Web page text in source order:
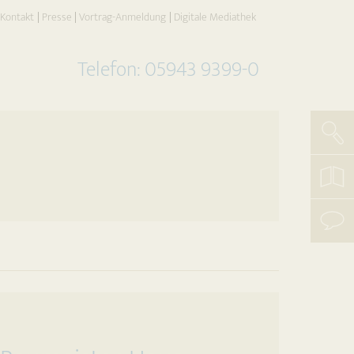
Telefon: 05943 9399-0
Kontakt Presse Vortrag-Anmeldung Digitale Mediathek